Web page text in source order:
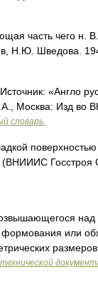
часть чего н. В.
Н.Ю. Шведова.
«Англо
Москва: Изд во
словарь.
поверхностью
(ВНИИИС
над
формования или